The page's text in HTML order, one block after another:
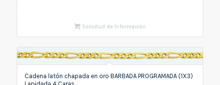
Solicitud de Información
Cadena latón chapada en oro BARBADA PROGRAMADA (1X3)